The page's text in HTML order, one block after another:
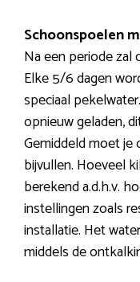
Schoonspoelen
Na een periode zal
Elke 5/6 dagen
speciaal
opnieuw geladen,
Gemiddeld moet je
bijvullen. Hoeveel
berekend a.d.h.v.
instellingen zoals
installatie. Het
middels de